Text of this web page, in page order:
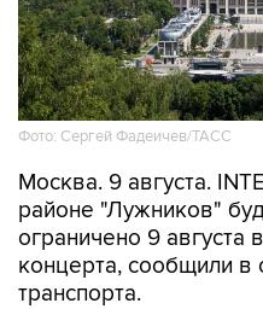
Фото: Сергей Фадеичев/ТАСС
Москва. 9 августа.
районе "Лужников"
ограничено 9 августа
концерта, сообщили в
транспорта.